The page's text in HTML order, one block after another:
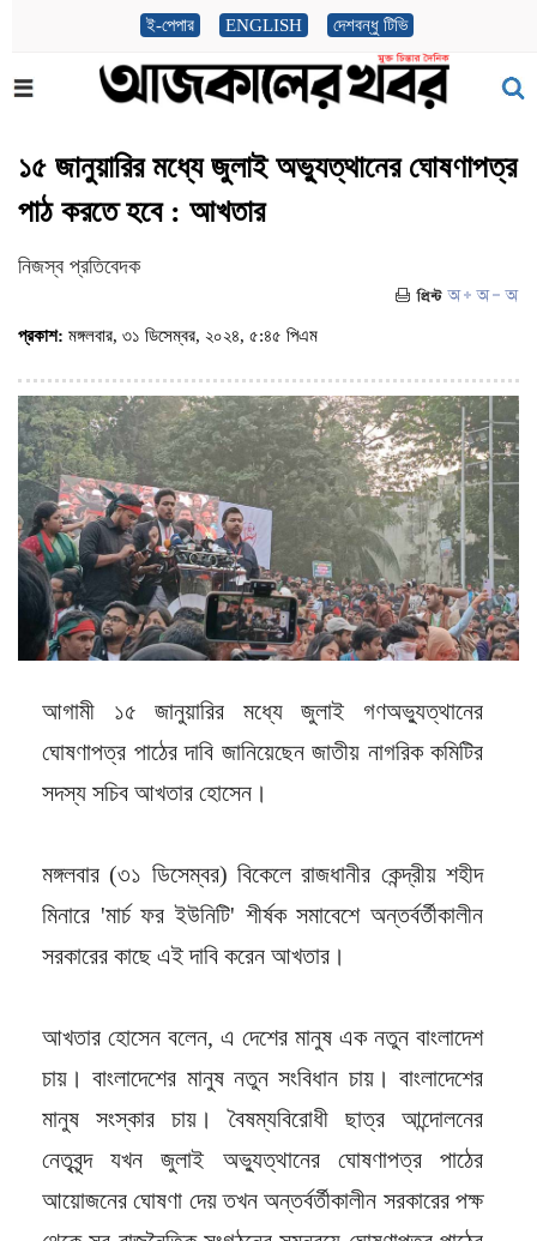
ই-পেপার ENGLISH দেশবন্ধু টিভি
১৫ জানুয়ারির মধ্যে জুলাই অভ্যুত্থানের ঘোষণাপত্র
পাঠ করতে হবে : আখতার
নিজস্ব প্রতিবেদক
প্রকাশ: মঙ্গলবার, ৩১ ডিসেম্বর, ২০২৪, ৫:৪৫ পিএম
আগামী ১৫ জানুয়ারির মধ্যে জুলাই গণঅভ্যুত্থানের
ঘোষণাপত্র পাঠের দাবি জানিয়েছেন জাতীয় নাগরিক কমিটির
সদস্য সচিব আখতার হোসেন।
মঙ্গলবার (৩১ ডিসেম্বর) বিকেলে রাজধানীর কেন্দ্রীয় শহীদ
মিনারে 'মার্চ ফর ইউনিটি' শীর্ষক সমাবেশে অন্তর্বর্তীকালীন
সরকারের কাছে এই দাবি করেন আখতার।
আখতার হোসেন বলেন, এ দেশের মানুষ এক নতুন বাংলাদেশ
চায়। বাংলাদেশের মানুষ নতুন সংবিধান চায়। বাংলাদেশের
মানুষ সংস্কার চায়। বৈষম্যবিরোধী ছাত্র আন্দোলনের
নেতৃবৃন্দ যখন জুলাই অভ্যুত্থানের ঘোষণাপত্র পাঠের
আয়োজনের ঘোষণা দেয় তখন অন্তর্বর্তীকালীন সরকারের পক্ষ